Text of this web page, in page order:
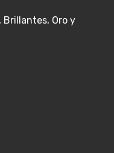
Brillantes, Oro y